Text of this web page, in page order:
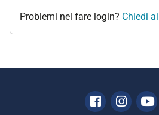
Problemi nel fare login? Chiedi
Facebook